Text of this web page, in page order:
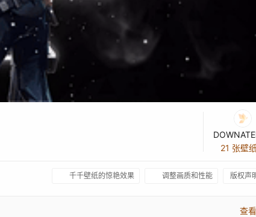
21 张壁
千千壁纸的惊艳效果 调整画质和性能 版权声
查